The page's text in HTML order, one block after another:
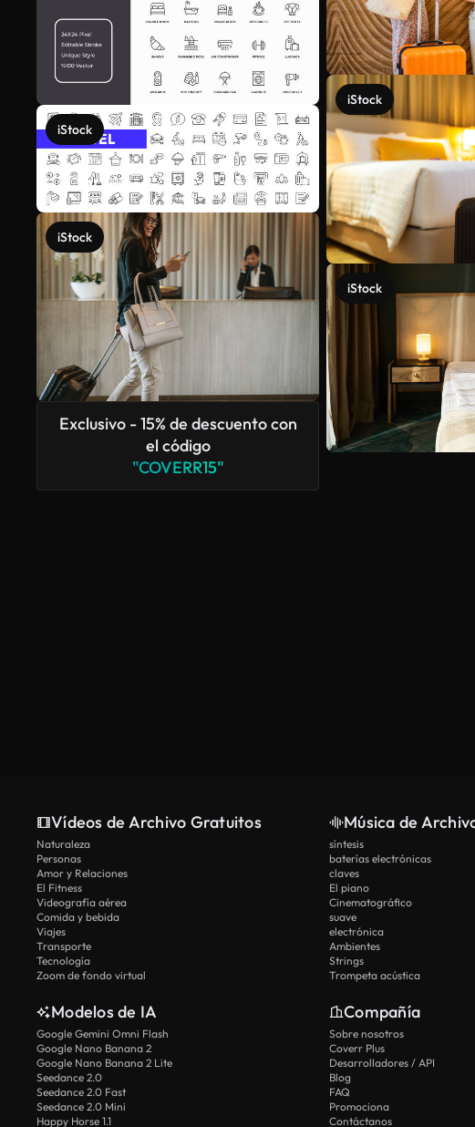
iStock
iStock
Exclusivo - 15% de descuento con
el código
"COVERR15"
iStock
iStock
Vídeos de Archivo Gratuitos
Naturaleza
Personas
Amor y Relaciones
El Fitness
Videografía aérea
Comida y bebida
Viajes
Transporte
Tecnología
Zoom de fondo virtual
Música de
síntesis
baterías electrónicas
claves
El piano
Cinematográfico
suave
electrónica
Ambientes
Strings
Trompeta acústica
Modelos de IA
Google Gemini Omni Flash
Google Nano Banana 2
Google Nano Banana 2 Lite
Seedance 2.0
Seedance 2.0 Fast
Seedance 2.0 Mini
Happy Horse 1.1
Compañía
Sobre nosotros
Coverr Plus
Desarrolladores / API
Blog
FAQ
Promociona
Contáctanos